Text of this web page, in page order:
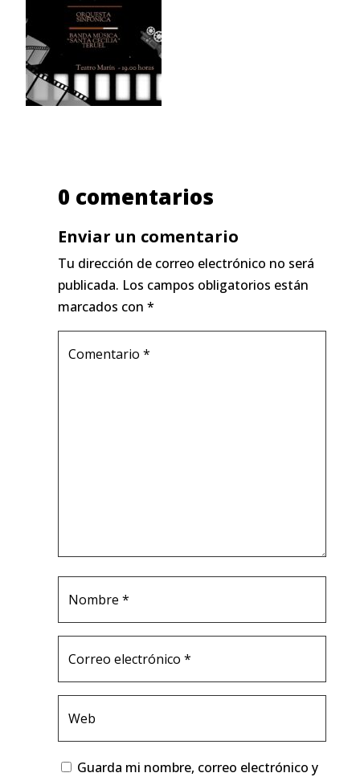
0 comentarios
Enviar un comentario
Tu dirección de correo electrónico no será
publicada. Los campos obligatorios están
marcados con *
Guarda mi nombre, correo electrónico y